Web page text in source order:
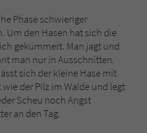
Phase schwieriger
Um den Hasen hat sich die
gekümmert. Man jagt und
man nur in Ausschnitten.
sich der kleine Hase mit
der Pilz im Walde und legt
Scheu noch Angst
an den Tag.